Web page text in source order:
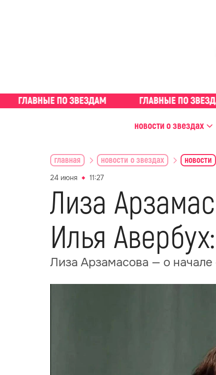
новости о звездах
главная новости о звездах новости
24 июня 11:27
Лиза
Илья
Лиза Арзамасова — о